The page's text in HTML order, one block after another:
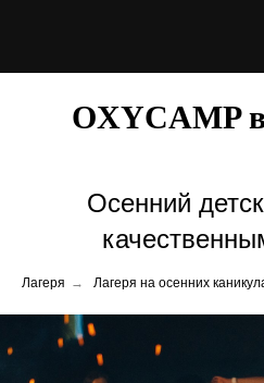
OXYCAMP
Осенний
Лагеря → Лагеря на осенних